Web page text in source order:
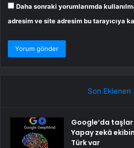
Daha sonraki yorumlarımda
adresim ve site adresim bu tarayıcıya
Son Eklenen
Google’da
Yapay zekâ
Türk var